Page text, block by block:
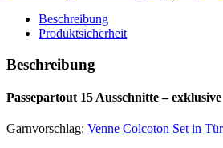
Beschreibung
Produktsicherheit
Beschreibung
Passepartout 15 Ausschnitte – exklusive
Garnvorschlag: Venne Colcoton Set in